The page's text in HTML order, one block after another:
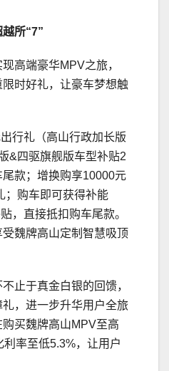
越所“7”
高端豪华MPV之旅，
时好礼，让豪车梦想触
行礼（高山行政加长版
&四驱旗舰版车型补贴2
款；增换购享10000元
；购车即可获得补能
，直接抵扣购车尾款。
魏牌高山定制智慧吸顶
止于真金白银的回馈，
，进一步升华用户全旅
买魏牌高山MPV至高
率至低5.3%，让用户